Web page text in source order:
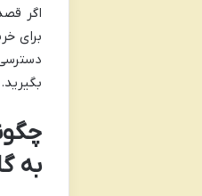
اگر
برای
بگیرید.
به